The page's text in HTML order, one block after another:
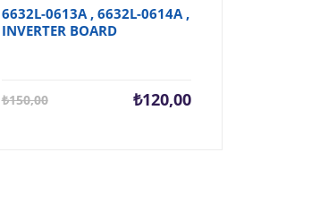
6632L-0613A , 6632L-0614A ,
INVERTER BOARD
₺150,00
Orijinal
₺120,00
Şu